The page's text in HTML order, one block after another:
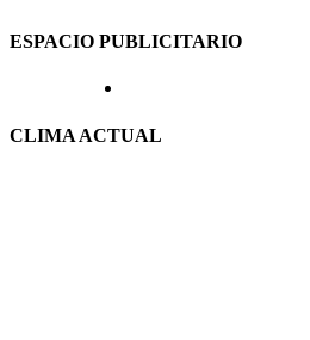
ESPACIO PUBLICITARIO
CLIMA ACTUAL